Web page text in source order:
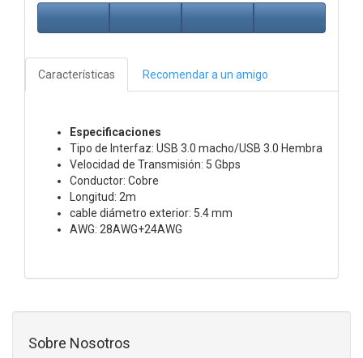
Características Recomendar a un amigo
Especificaciones
Tipo de Interfaz: USB 3.0 macho/USB 3.0 Hembra
Velocidad de Transmisión: 5 Gbps
Conductor: Cobre
Longitud: 2m
cable diámetro exterior: 5.4 mm
AWG: 28AWG+24AWG
Sobre Nosotros